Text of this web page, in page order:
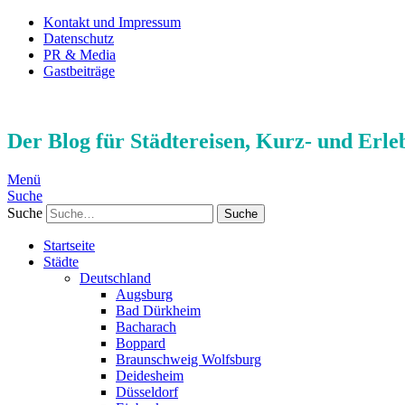
Kontakt und Impressum
Datenschutz
PR & Media
Gastbeiträge
Der Blog für Städtereisen, Kurz- und
Menü
Suche
Suche
Startseite
Städte
Deutschland
Augsburg
Bad Dürkheim
Bacharach
Boppard
Braunschweig Wolfsburg
Deidesheim
Düsseldorf